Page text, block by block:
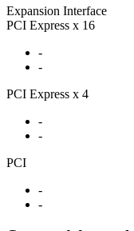
Expansion Interface
PCI Express x 16
-
-
PCI Express x 4
-
-
PCI
-
-